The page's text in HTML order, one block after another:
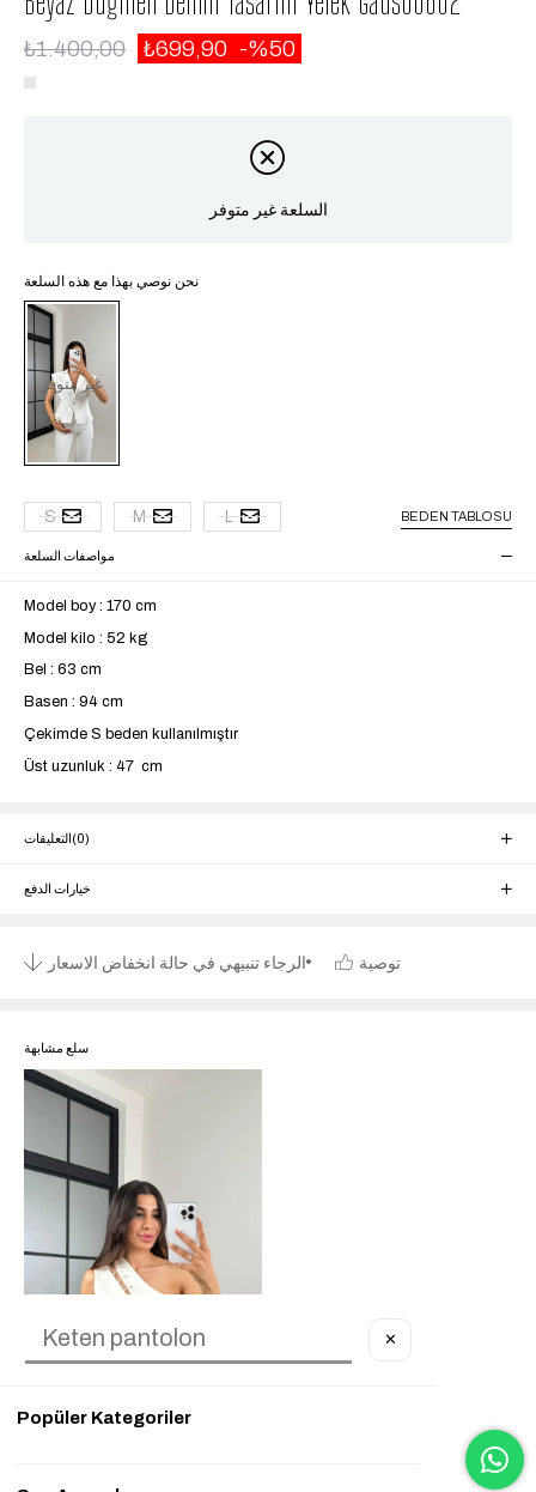
₺1.400,00 ₺699,90 50
السلعة غير متوفر
نحن نوصي بهذا مع هذه السلعة
غير متوفر
S M L BEDEN TABLOSU
مواصفات السلعة
Model boy : 170 cm
Model kilo : 52 kg
Bel : 63 cm
Basen : 94 cm
Çekimde S beden kullanılmıştır
Üst uzunluk : 47 cm
التعليقات(0)
خيارات الدفع
الرجاء تنبيهي في حالة انخفاض الاسعار توصية
سلع مشابهة
✕
Popüler Kategoriler